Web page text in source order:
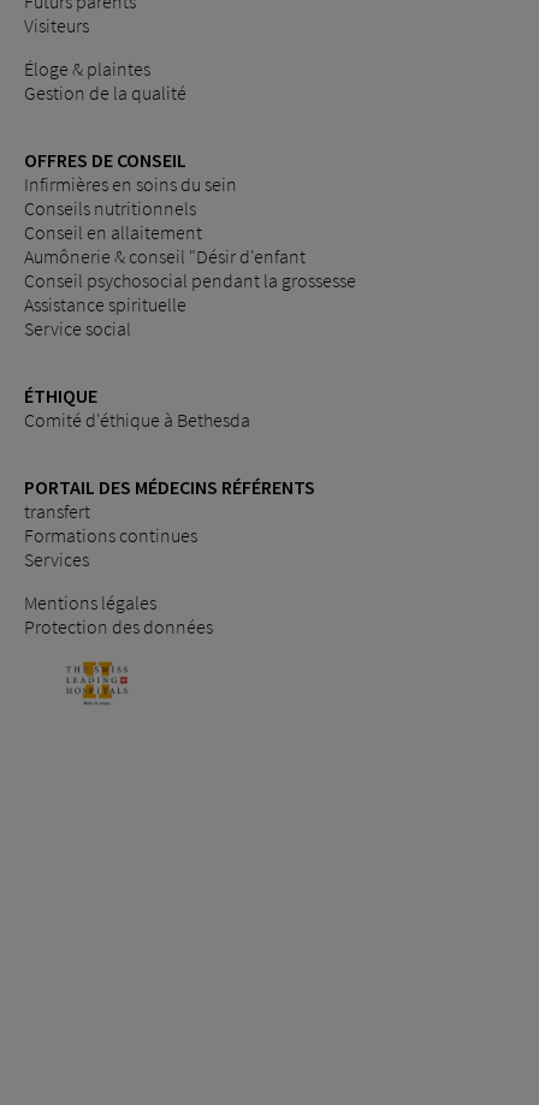
Visiteurs
Éloge & plaintes
Gestion de la qualité
OFFRES DE CONSEIL
Infirmières en soins du sein
Conseils nutritionnels
Conseil en allaitement
Aumônerie & conseil "Désir d'enfant
Conseil psychosocial pendant la grossesse
Assistance spirituelle
Service social
ÉTHIQUE
Comité d'éthique à Bethesda
PORTAIL DES MÉDECINS RÉFÉRENTS
transfert
Formations continues
Services
Mentions légales
Protection des données